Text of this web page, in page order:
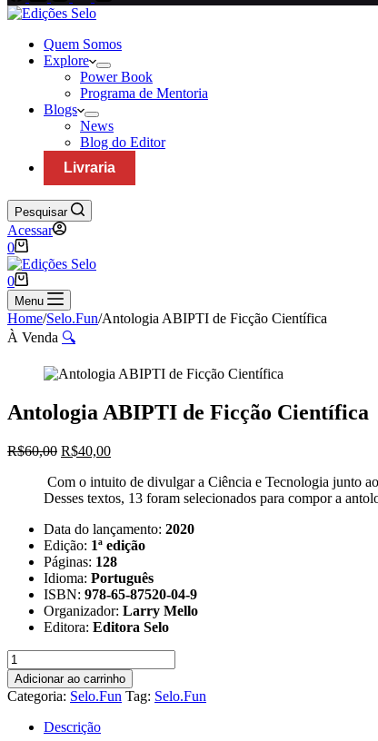
Quem Somos
Explore
Power Book
Programa de Mentoria
Blogs
News
Blog do Editor
Livraria
Pesquisar
Acessar
Carrinho
0
Carrinho
0
Menu
Home/Selo.Fun/Antologia ABIPTI de Ficção Científica
À Venda 🔍
Antologia ABIPTI de Ficção Científica
R$60,00 O
original
era:
R$40,00O
atual
é:
Com o intuito de divulgar a Ciência e Tecnologia junto
Desses textos, 13 foram selecionados para compor a
Data do lançamento: 2020
Edição: 1ª edição
Páginas: 128
Idioma: Português
ISBN: 978-65-87520-04-9
Organizador: Larry Mello
Editora: Editora Selo
Antologia
ABIPTI
de
Ficção
Científica
Adicionar ao carrinho
Categoria: Selo.Fun Tag: Selo.Fun
Descrição